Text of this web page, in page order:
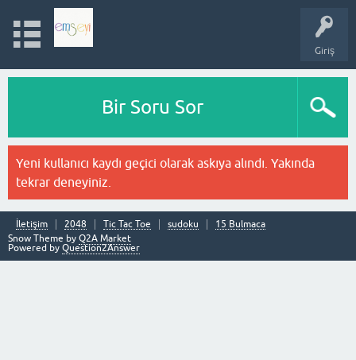
Giriş
Bir Soru Sor
Yeni kullanıcı kaydı geçici olarak askıya alındı. Yakında
tekrar deneyiniz.
İletişim 2048 Tic Tac Toe sudoku
15 Bulmaca
Snow Theme by Q2A Market
Powered by Question2Answer